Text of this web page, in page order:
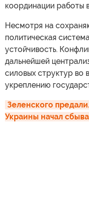
координации работы
Несмотря на
политическая
устойчивость.
дальнейшей
силовых структур во
укреплению
Зеленского
Украины начал